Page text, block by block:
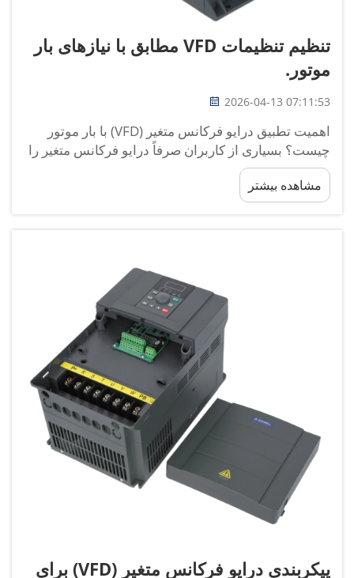
تنظیم تنظیمات VFD مطابق با نیازهای بار
موتور.
2026-04-13 07:11:53
اهمیت تطبیق درایو فرکانس متغیر (VFD) با بار موتور
چیست؟ بسیاری از کاربران صرفاً درایو فرکانس متغیر را
با تنظیمات پیش‌فرض کارخانه روشن کرده و عملکرد
قابل اعتمادی از آن انتظار دارند، اما این امر اغلب منجر
به قطع‌شدن بخاطر بار اضافی، گرم‌شدن بیش از حد،
مشاهده بیشتر
پیکربندی درایو فرکانس متغیر (VFD) برای